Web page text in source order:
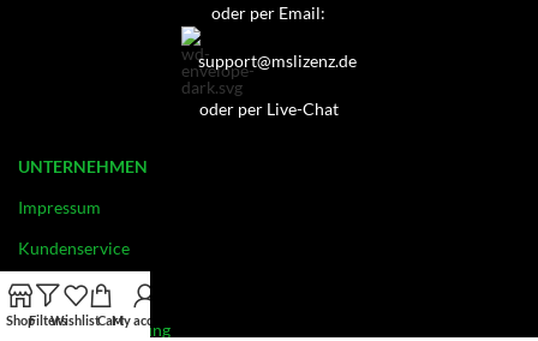
oder per Email:
support@mslizenz.de
oder per Live-Chat
UNTERNEHMEN
Impressum
Kundenservice
Datenschutz
Widerrufsbelehrung
ShopFiltersWishlistCartMy account